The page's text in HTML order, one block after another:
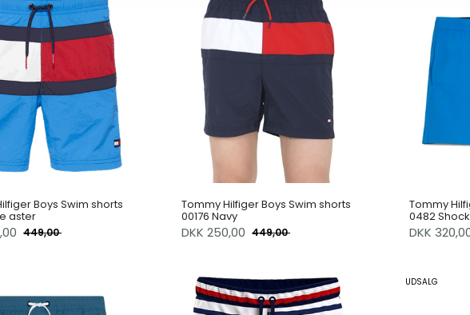
Boys Swim shorts
aster
449,00
Tommy Hilfiger Boys Swim shorts
00176 Navy
DKK 250,00 449,00
Tommy
0482
DKK
UDSALG